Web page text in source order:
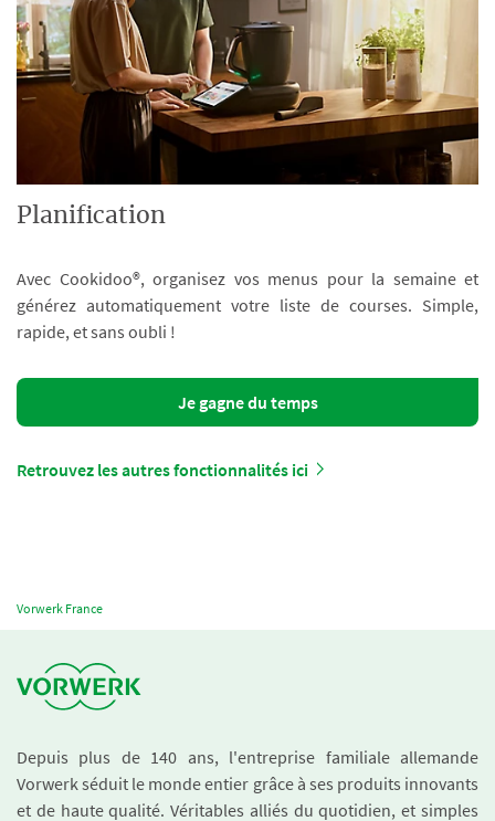
Planification
Avec Cookidoo®, organisez vos menus pour la semaine et
générez automatiquement votre liste de courses. Simple,
rapide, et sans oubli !
Je gagne du temps
Retrouvez les autres fonctionnalités ici
Vorwerk France
Depuis plus de 140 ans, l'entreprise familiale allemande
Vorwerk séduit le monde entier grâce à ses produits innovants
et de haute qualité. Véritables alliés du quotidien, et simples